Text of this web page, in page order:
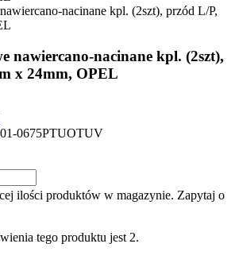
nawiercano-nacinane kpl. (2szt),
x 24mm, OPEL
0675PTUOTUV
ilości produktów w magazynie. Zapytaj o
tego produktu jest 2.